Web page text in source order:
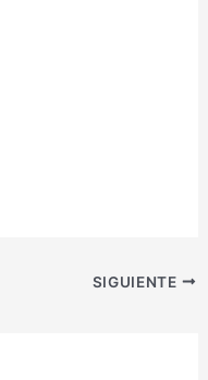
SIGUIENTE